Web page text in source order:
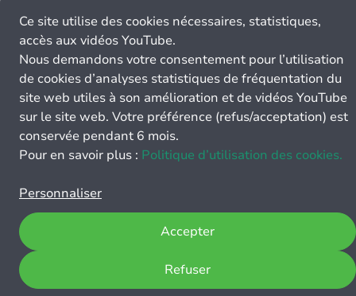
Ce site utilise des cookies nécessaires, statistiques,
accès aux vidéos YouTube.
Nous demandons votre consentement pour l’utilisation
de cookies d’analyses statistiques de fréquentation du
site web utiles à son amélioration et de vidéos YouTube
sur le site web. Votre préférence (refus/acceptation) est
conservée pendant 6 mois.
Pour en savoir plus : Politique d’utilisation des cookies.
Personnaliser
Refuser
Accepter